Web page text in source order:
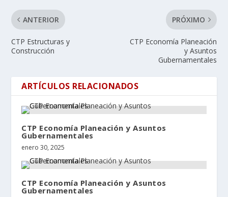
ANTERIOR
CTP Estructuras y
Construcción
PRÓXIMO
CTP Economía Planeación
y Asuntos
Gubernamentales
ARTÍCULOS RELACIONADOS
CTP Economía Planeación y Asuntos
Gubernamentales
enero 30, 2025
CTP Economía Planeación y Asuntos
Gubernamentales